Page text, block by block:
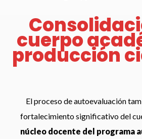
cuerpo
producción
El proceso de autoevaluación
fortalecimiento significativo del
núcleo docente del programa